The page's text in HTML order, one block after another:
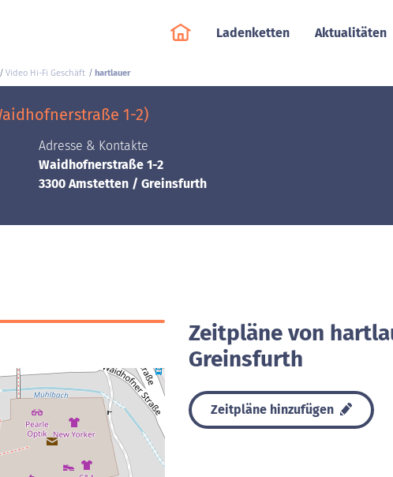
Ladenketten Aktualitäten
Video Hi-Fi Geschäft hartlauer
1-2)
Adresse & Kontakte
Waidhofnerstraße 1-2
3300 Amstetten / Greinsfurth
Zeitpläne von
Greinsfurth
Zeitpläne hinzufügen